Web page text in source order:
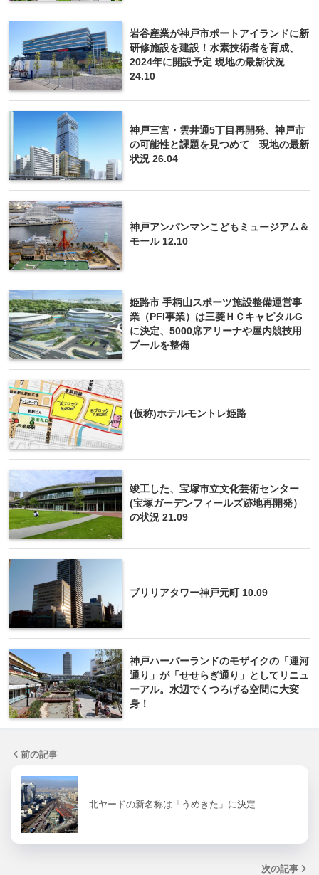
岩谷産業が神戸市ポートアイランドに新
研修施設を建設！水素技術者を育成、
2024年に開設予定 現地の最新状況
24.10
神戸三宮・雲井通5丁目再開発、神戸市
の可能性と課題を見つめて 現地の最新
状況 26.04
神戸アンパンマンこどもミュージアム＆
モール 12.10
姫路市 手柄山スポーツ施設整備運営事
業（PFI事業）は三菱ＨＣキャピタルG
に決定、5000席アリーナや屋内競技用
プールを整備
(仮称)ホテルモントレ姫路
竣工した、宝塚市立文化芸術センター
(宝塚ガーデンフィールズ跡地再開発）
の状況 21.09
ブリリアタワー神戸元町 10.09
神戸ハーバーランドのモザイクの「運河
通り」が「せせらぎ通り」としてリニュ
ーアル。水辺でくつろげる空間に大変
身！
前の記事
北ヤードの新名称は「うめきた」に決定
次の記事